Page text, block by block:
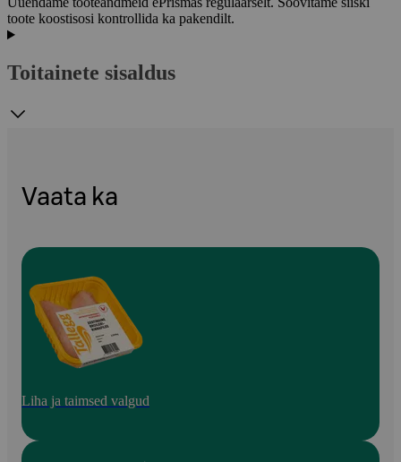
toote koostisosi kontrollida ka pakendilt.
Toitainete sisaldus
Vaata ka
Liha ja taimsed valgud